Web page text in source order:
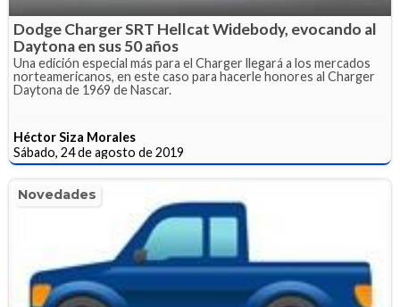
Dodge Charger SRT Hellcat Widebody, evocando al
Daytona en sus 50 años
Una edición especial más para el Charger llegará a los mercados
norteamericanos, en este caso para hacerle honores al Charger
Daytona de 1969 de Nascar.
Héctor Siza Morales
Sábado, 24 de agosto de 2019
Novedades